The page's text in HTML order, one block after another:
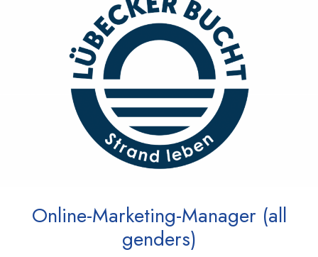
Online-Marketing-Manager (all
genders)